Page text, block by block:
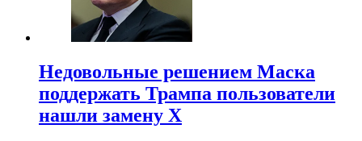
Недовольные решением Маска
поддержать Трампа пользователи
нашли замену X